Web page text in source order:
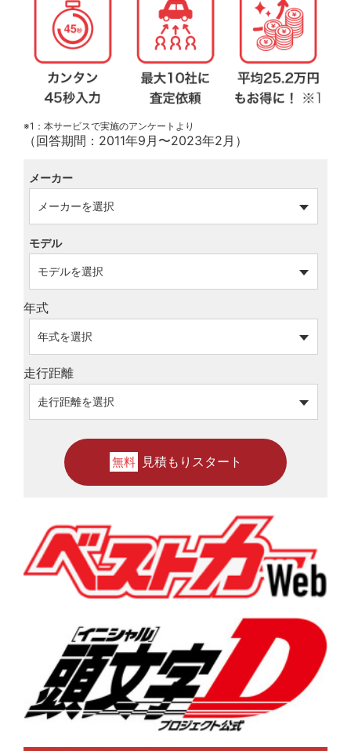
※1：本サービスで実施のアンケートより
（回答期間：2011年9月〜2023年2月）
メーカー
モデル
年式
走行距離
無料 見積もりスタート